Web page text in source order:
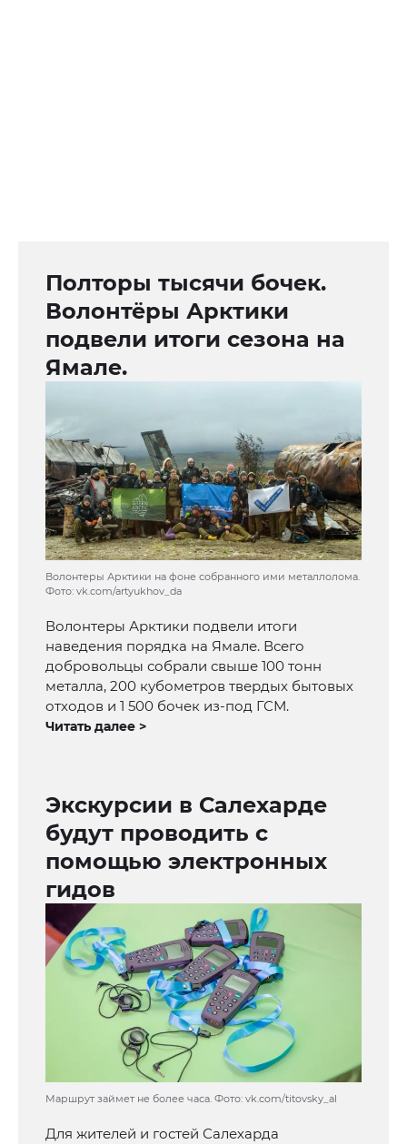
Полторы тысячи бочек.
Волонтёры Арктики
подвели итоги сезона на
Ямале.
Волонтеры Арктики на фоне собранного ими металлолома.
Фото: vk.com/artyukhov_da
Волонтеры Арктики подвели итоги
наведения порядка на Ямале. Всего
добровольцы собрали свыше 100 тонн
металла, 200 кубометров твердых бытовых
отходов и 1 500 бочек из-под ГСМ.
Читать далее >
Экскурсии в Салехарде
будут проводить с
помощью электронных
гидов
Маршрут займет не более часа. Фото: vk.com/titovsky_al
Для жителей и гостей Салехарда